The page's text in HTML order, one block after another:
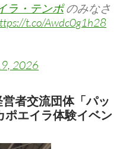
ラ・テンポのみなさ
t.co/Awdc0g1h28
2026
者交流団体「パッ
ポエイラ体験イベン